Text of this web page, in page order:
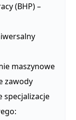
(BHP) –
maszynowe
zawody
specjalizacje